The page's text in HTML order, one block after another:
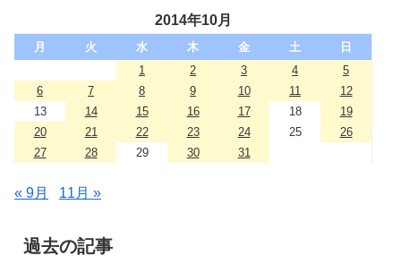
2014年10月
月 火 水 木 金 土
日
1
2 3 4
5
6
7 8 9 10 11
12
13
14 15 16 17 18
19
20
21 22 23 24 25
26
27
28 29 30 31
« 9月 11月 »
過去の記事